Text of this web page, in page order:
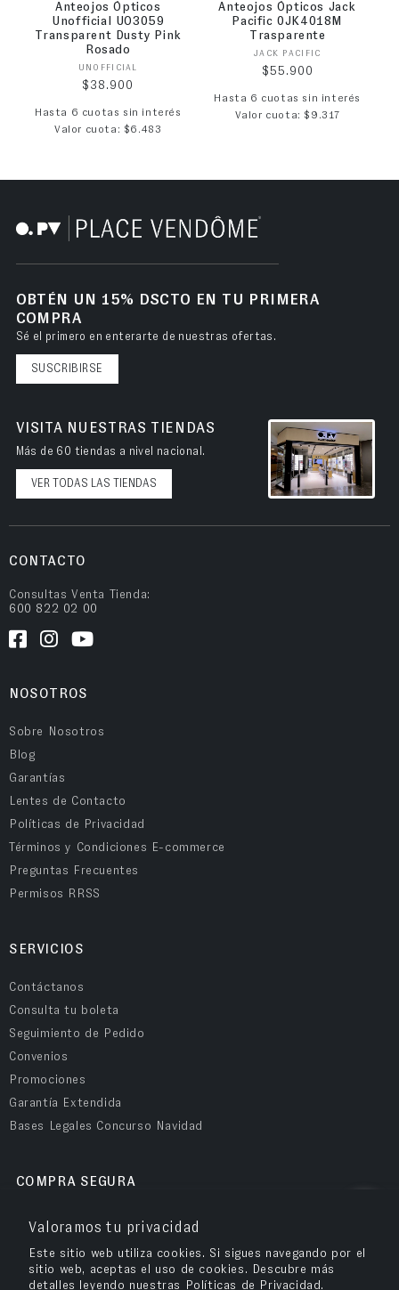
Valoramos tu privacidad
Este sitio web utiliza cookies. Si sigues navegando por el
sitio web, aceptas el uso de cookies. Descubre más
detalles leyendo nuestras Políticas de Privacidad.
Anteojos Ópticos
Unofficial UO3059
Transparent Dusty Pink
Rosado
Proveedor:
UNOFFICIAL
Precio habitual
$38.900
Hasta 6 cuotas sin interés
Valor cuota: $6.483
Anteojos Ópticos Jack
Pacific 0JK4018M
Trasparente
Proveedor:
JACK PACIFIC
Precio habitual
$55.900
Hasta 6 cuotas sin interés
Valor cuota: $9.317
OBTÉN UN 15% DSCTO EN TU PRIMERA
COMPRA
Sé el primero en enterarte de nuestras ofertas.
SUSCRIBIRSE
VISITA NUESTRAS TIENDAS
Más de 60 tiendas a nivel nacional.
VER TODAS LAS TIENDAS
CONTACTO
Consultas Venta Tienda:
600 822 02 00
NOSOTROS
Sobre Nosotros
Blog
Garantías
Lentes de Contacto
Políticas de Privacidad
Términos y Condiciones E-commerce
Preguntas Frecuentes
Permisos RRSS
SERVICIOS
Contáctanos
Consulta tu boleta
Seguimiento de Pedido
Convenios
Promociones
Garantía Extendida
Bases Legales Concurso Navidad
COMPRA SEGURA